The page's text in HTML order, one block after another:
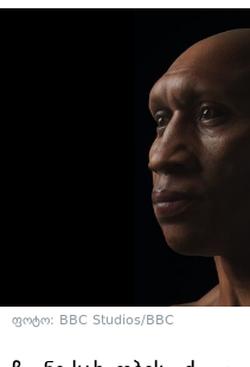
ფოტო: BBC Studios/BBC